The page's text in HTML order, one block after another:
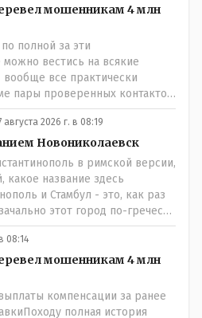
! Это просто
более того!
мошенникам 4 млн
полной за эти
вестись на всякие
все практически
пары проверенных контактов.
не мошенники. Я
того, кто мне звонил,
и обоим сказал: ещё
какая причина, и я
Остальные входящие
для меня любой входящий -
- Zero trust. Все
номера.
августа 2026 г. в 08:19
Новониколаевск
в римской версии,
какое название здесь
и Стамбул - это, как раз
этот город по-гречески
латыни - Бизантинум. Потом
Турки до 1930 года
И лишь в 1930 году
08:14
мошенникам 4 млн
компенсации за ранее
полная история